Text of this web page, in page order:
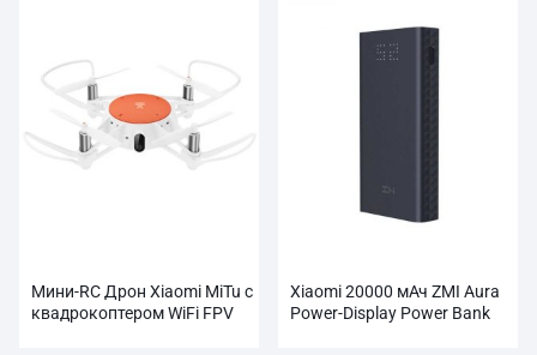
Мини-RC Дрон Xiaomi MiTu с
квадрокоптером WiFi FPV
Xiaomi 20000 мАч ZMI Aura
Power-Display Power Bank